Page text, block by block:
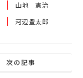
山地 憲治
河辺豊太郎
次の記事